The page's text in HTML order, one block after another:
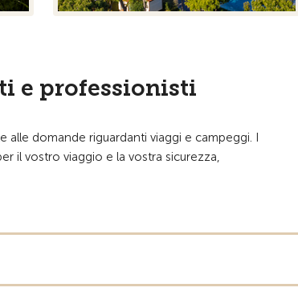
e professionisti
domande riguardanti viaggi e campeggi. I
il vostro viaggio e la vostra sicurezza,